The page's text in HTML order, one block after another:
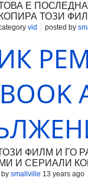
Е
КОПИРА ТОЗИ
И ЗА
vid posted by
ФИЛМ И ГО
И СЕРИAЛИ
smallville 13 years ago